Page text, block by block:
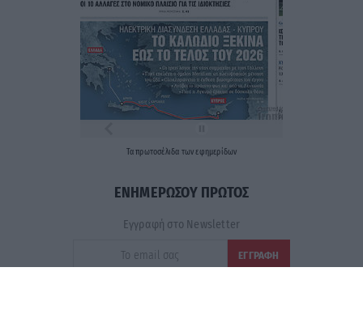
Ταπρωτοσέλιδα τωνεφημερίδων
ΕΝΗΜΕΡΩΣΟΥ ΠΡΩΤΟΣ
Εγγραφή στο Newsletter